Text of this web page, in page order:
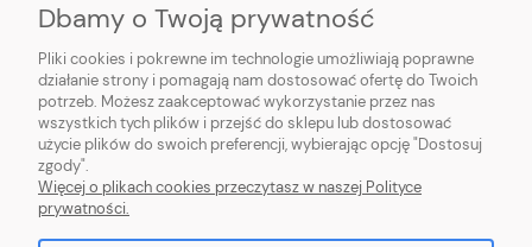
PŁATNOŚCI I DOSTAWA
INFORMACJE
O NAS
Dbamy o Twoją prywatność
Pliki cookies i pokrewne im technologie umożliwiają poprawne
działanie strony i pomagają nam dostosować ofertę do Twoich
potrzeb. Możesz zaakceptować wykorzystanie przez nas
wszystkich tych plików i przejść do sklepu lub dostosować
użycie plików do swoich preferencji, wybierając opcję "Dostosuj
zgody".
Więcej o plikach cookies przeczytasz w naszej Polityce
prywatności.